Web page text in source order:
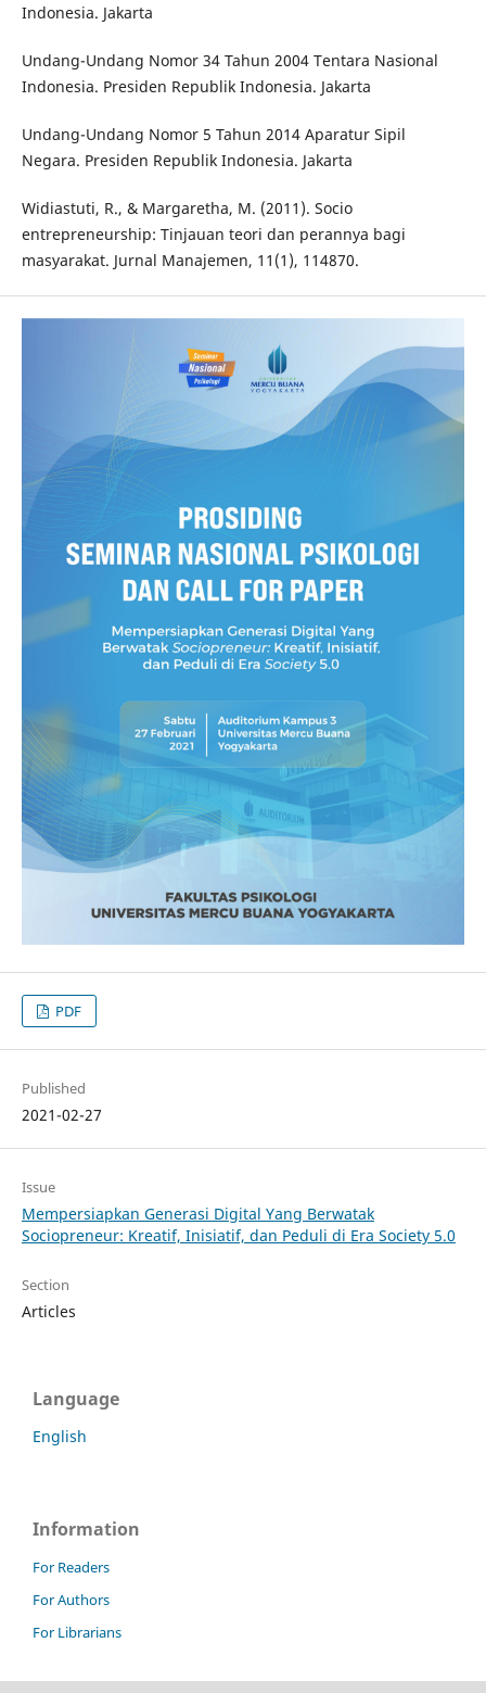
Indonesia. Jakarta
Undang-Undang Nomor 34 Tahun 2004 Tentara Nasional
Indonesia. Presiden Republik Indonesia. Jakarta
Undang-Undang Nomor 5 Tahun 2014 Aparatur Sipil
Negara. Presiden Republik Indonesia. Jakarta
Widiastuti, R., & Margaretha, M. (2011). Socio
entrepreneurship: Tinjauan teori dan perannya bagi
masyarakat. Jurnal Manajemen, 11(1), 114870.
PDF
Published
2021-02-27
Issue
Mempersiapkan Generasi Digital Yang Berwatak
Sociopreneur: Kreatif, Inisiatif, dan Peduli di Era Society 5.0
Section
Articles
Language
English
Information
For Readers
For Authors
For Librarians